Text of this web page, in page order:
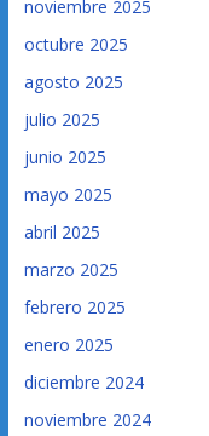
noviembre 2025
octubre 2025
agosto 2025
julio 2025
junio 2025
mayo 2025
abril 2025
marzo 2025
febrero 2025
enero 2025
diciembre 2024
noviembre 2024